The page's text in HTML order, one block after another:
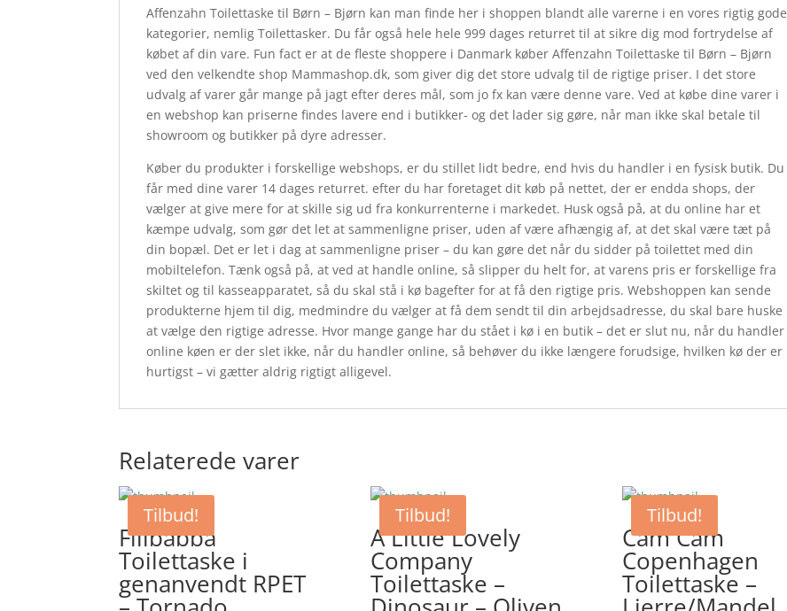
Affenzahn Toilettaske til Børn – Bjørn kan man finde her i shoppen blandt alle varerne i en vores rigtig gode
kategorier, nemlig Toilettasker. Du får også hele hele 999 dages returret til at sikre dig mod fortrydelse af
købet af din vare. Fun fact er at de fleste shoppere i Danmark køber Affenzahn Toilettaske til Børn – Bjørn
ved den velkendte shop Mammashop.dk, som giver dig det store udvalg til de rigtige priser. I det store
udvalg af varer går mange på jagt efter deres mål, som jo fx kan være denne vare. Ved at købe dine varer i
en webshop kan priserne findes lavere end i butikker- og det lader sig gøre, når man ikke skal betale til
showroom og butikker på dyre adresser.
Køber du produkter i forskellige webshops, er du stillet lidt bedre, end hvis du handler i en fysisk butik. Du
får med dine varer 14 dages returret. efter du har foretaget dit køb på nettet, der er endda shops, der
vælger at give mere for at skille sig ud fra konkurrenterne i markedet. Husk også på, at du online har et
kæmpe udvalg, som gør det let at sammenligne priser, uden af være afhængig af, at det skal være tæt på
din bopæl. Det er let i dag at sammenligne priser – du kan gøre det når du sidder på toilettet med din
mobiltelefon. Tænk også på, at ved at handle online, så slipper du helt for, at varens pris er forskellige fra
skiltet og til kasseapparatet, så du skal stå i kø bagefter for at få den rigtige pris. Webshoppen kan sende
produkterne hjem til dig, medmindre du vælger at få dem sendt til din arbejdsadresse, du skal bare huske
at vælge den rigtige adresse. Hvor mange gange har du stået i kø i en butik – det er slut nu, når du handler
online køen er der slet ikke, når du handler online, så behøver du ikke længere forudsige, hvilken kø der er
hurtigst – vi gætter aldrig rigtigt alligevel.
Relaterede varer
Tilbud!
Filibabba
Toilettaske i
genanvendt RPET
Tilbud!
A Little Lovely
Company
Toilettaske –
Tilbud!
Cam Cam
Copenhagen
Toilettaske –